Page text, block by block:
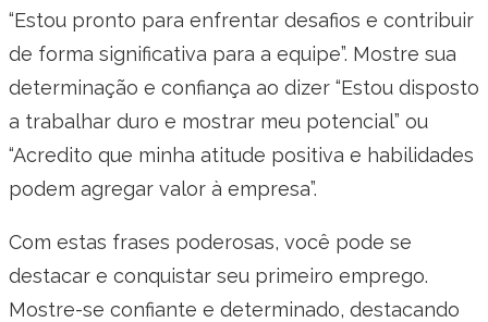
“Estou pronto para enfrentar desafios e contribuir
de forma significativa para a equipe”. Mostre sua
determinação e confiança ao dizer “Estou disposto
a trabalhar duro e mostrar meu potencial” ou
“Acredito que minha atitude positiva e habilidades
podem agregar valor à empresa”.
Com estas frases poderosas, você pode se
destacar e conquistar seu primeiro emprego.
Mostre-se confiante e determinado, destacando